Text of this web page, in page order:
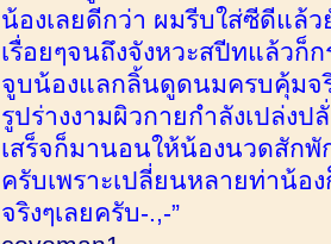
น้องเลยดีกว่า ผมรีบใส่ซีดีแล้
เรื่อยๆจนถึงจังหวะสปีทแล้วก็
จูบน้องแลกลิ้นดูดนมครบคุ้มจ
รูปร่างงามผิวกายกำลังเปล่ง
เสร็จก็มานอนให้น้องนวดสัก
ครับเพราะเปลี่ยนหลายท่าน้
จริงๆเลยครับ-.,-”